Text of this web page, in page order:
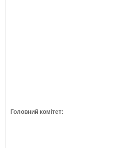
Головний комітет: